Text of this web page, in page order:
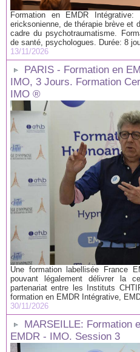
Formation en EMDR Intégrative:
ericksonienne, de thérapie brève et
cadre du psychotraumatisme.
de santé, psychologues. Durée: 8
13/11/2026
PARIS - Formation en
IMO, 3 Jours. Formation
IMO ®
Une formation labellisée France
pouvant légalement délivrer la
partenariat entre les Instituts
formation en EMDR Intégrative,
30/11/2026
MARSEILLE: Formation
EMDR - IMO. Session 3